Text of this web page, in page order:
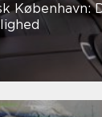
København: